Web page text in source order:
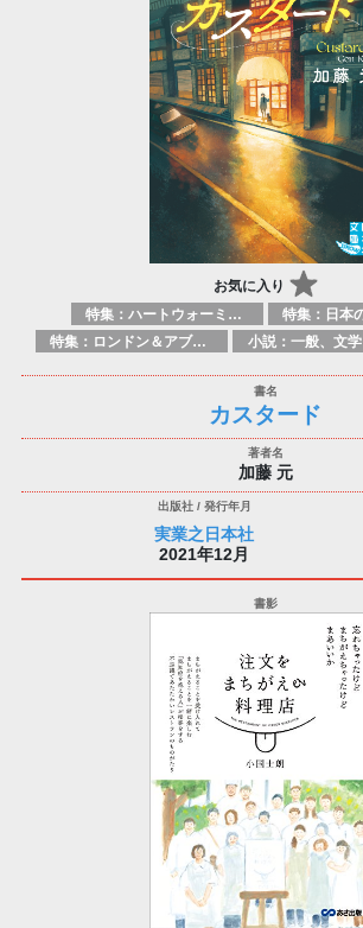
お気に入り
特集：ハートウォーミング
特集：ロンドン＆アブダビブックフェア2026
小説：一般、文学
カスタード
加藤 元
実業之日本社
2021年12月